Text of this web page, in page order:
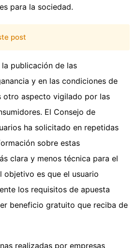
para la sociedad.
post
publicación de las
y en las condiciones de
otro aspecto vigilado por las
El Consejo de
ha solicitado en repetidas
sobre estas
clara y menos técnica para el
objetivo es que el usuario
los requisitos de apuesta
beneficio gratuito que reciba de
realizadas por empresas